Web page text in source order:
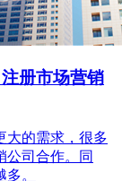
册市场营销
大的需求，很多
公司合作。同
。